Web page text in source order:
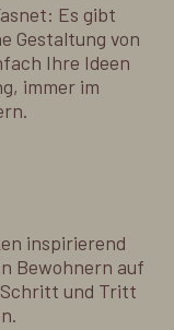
Es gibt
Gestaltung von
Ihre Ideen
immer im
inspirierend
Bewohnern auf
Schritt und Tritt